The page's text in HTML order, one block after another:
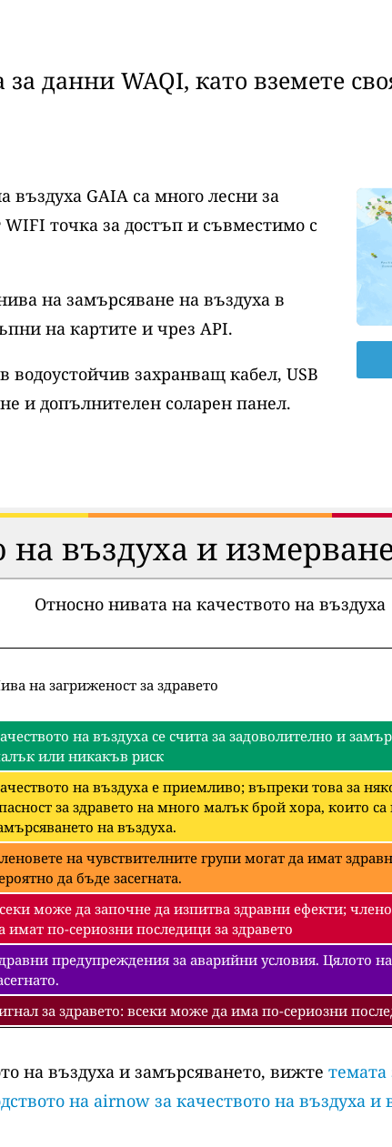
данни WAQI, като вземете
GAIA са много лесни за
точка за достъп и съвместимо с
на замърсяване на въздуха в
на картите и чрез API.
водоустойчив захранващ кабел, USB
и допълнителен соларен панел.
на въздуха и
Относно нивата на качеството на въздуха
на загриженост за здравето
на въздуха се счита за задоволително и
или никакъв риск
на въздуха е приемливо; въпреки това за
за здравето на много малък брой хора, които
на въздуха.
на чувствителните групи могат да имат
да бъде засегната.
може да започне да изпитва здравни ефекти;
имат по-сериозни последици за здравето
предупреждения за аварийни условия. Цялото
за здравето: всеки може да има по-сериозни
на въздуха и замърсяването, вижте темата
на airnow за качеството на въздуха и